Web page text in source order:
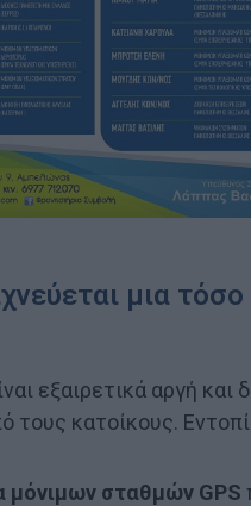
μια τόσο
εξαιρετικά αργή και
τους κατοίκους.
μόνιμων σταθμών GPS